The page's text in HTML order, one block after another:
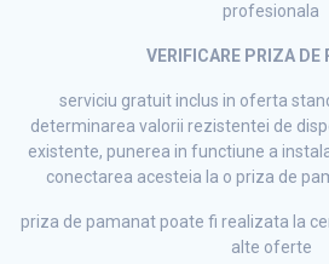
profesionala
VERIFICARE PRIZA DE
serviciu gratuit inclus in oferta
determinarea valorii rezistentei de
existente, punerea in functiune a
conectarea acesteia la o priza de
priza de pamanat poate fi realizata la
alte oferte